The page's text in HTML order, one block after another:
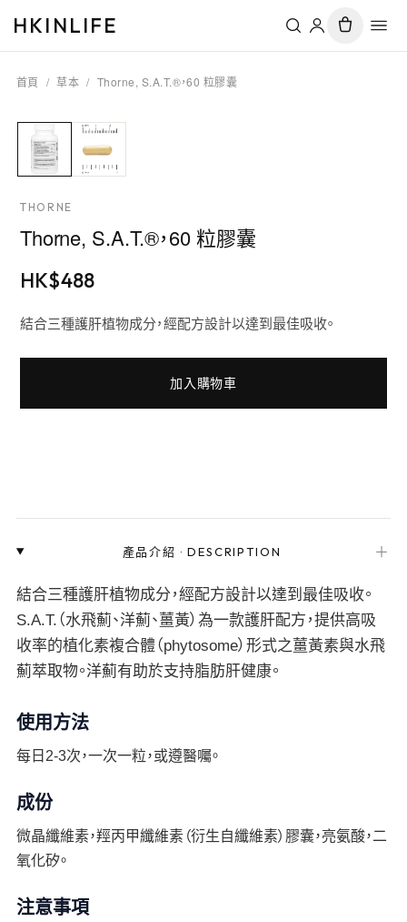
HKINLIFE
首頁 / 草本 / Thorne, S.A.T.®，60 粒膠囊
THORNE
Thorne, S.A.T.®，60 粒膠囊
HK$488
結合三種護肝植物成分，經配方設計以達到最佳吸收。
加入購物車
產品介紹 ·DESCRIPTION ＋
結合三種護肝植物成分，經配方設計以達到最佳吸收。
S.A.T.（水飛薊、洋薊、薑黃）為一款護肝配方，提供高吸
收率的植化素複合體（phytosome）形式之薑黃素與水飛
薊萃取物。洋薊有助於支持脂肪肝健康。
使用方法
每日2-3次，一次一粒，或遵醫囑。
成份
微晶纖維素，羥丙甲纖維素（衍生自纖維素）膠囊，亮氨酸，二
氧化矽。
注意事項